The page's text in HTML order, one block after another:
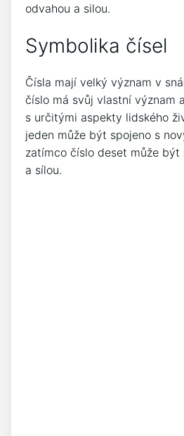
odvahou a silou.
Symbolika čísel
Čísla mají velký význam v
číslo má svůj vlastní význam
s určitými aspekty lidského
jeden může být spojeno s
zatímco číslo deset může být
a sílou.